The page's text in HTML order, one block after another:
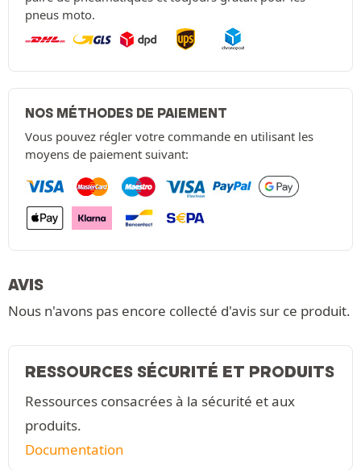
pneus moto.
NOS MÉTHODES DE PAIEMENT
Vous pouvez régler votre commande en utilisant les
moyens de paiement suivant:
AVIS
Nous n'avons pas encore collecté d'avis sur ce produit.
RESSOURCES SÉCURITÉ ET PRODUITS
Ressources consacrées à la sécurité et aux
produits.
Documentation